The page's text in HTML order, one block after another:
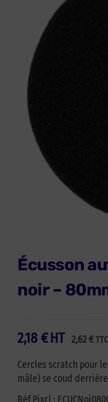
Écusson
noir –
2,18 € 2,62€ TTC
HT
Cercles scratch pour
mâle) se coud
Réf Pixcl :